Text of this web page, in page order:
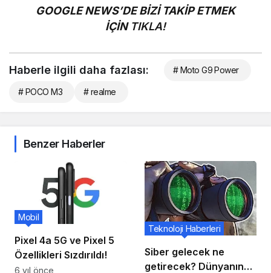
GOOGLE NEWS’DE BİZİ TAKİP ETMEK
İÇİN TIKLA!
Haberle ilgili daha fazlası: # Moto G9 Power
# POCO M3 # realme
Benzer Haberler
Pixel 4a 5G ve Pixel 5
Özellikleri Sızdırıldı!
Mobil
6 yıl önce
Siber gelecek ne
getirecek? Dünyanın
Teknoloji Haberleri